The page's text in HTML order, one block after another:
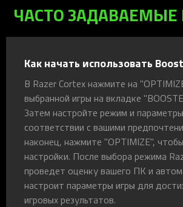
ЧАСТО
Как начать использовать
В Razer Cortex нажмите на
выбранной игры на вкладке
Затем настройте режим и
соответствии с вашими
наконец, нажмите "OPTIMIZE",
настройки. После выбора режима
проведет оценку вашего ПК и
настроит параметры игры для
игровых результатов.